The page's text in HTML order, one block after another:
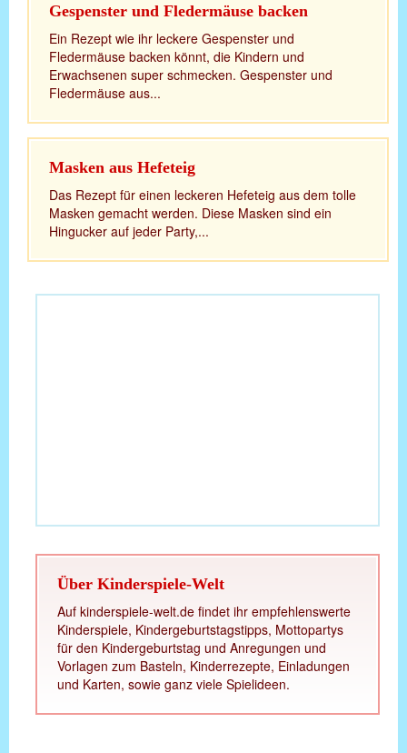
Gespenster und Fledermäuse backen
Ein Rezept wie ihr leckere Gespenster und
Fledermäuse backen könnt, die Kindern und
Erwachsenen super schmecken. Gespenster und
Fledermäuse aus...
Masken aus Hefeteig
Das Rezept für einen leckeren Hefeteig aus dem tolle
Masken gemacht werden. Diese Masken sind ein
Hingucker auf jeder Party,...
Über Kinderspiele-Welt
Auf kinderspiele-welt.de findet ihr empfehlenswerte
Kinderspiele, Kindergeburtstagstipps, Mottopartys
für den Kindergeburtstag und Anregungen und
Vorlagen zum Basteln, Kinderrezepte, Einladungen
und Karten, sowie ganz viele Spielideen.